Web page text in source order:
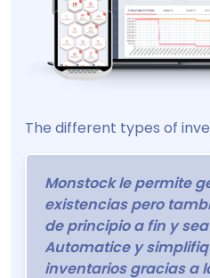
The different types of
Monstock le permite
existencias pero
de principio a fin y
Automatice y
inventarios gracias a